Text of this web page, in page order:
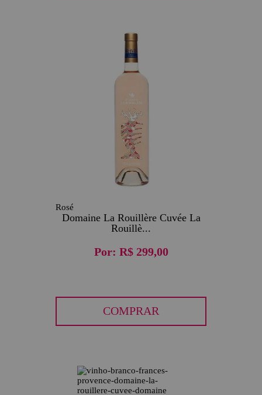
Rosé
Domaine La Rouillère Cuvée La
Rouillè...
Por: R$ 299,00
COMPRAR